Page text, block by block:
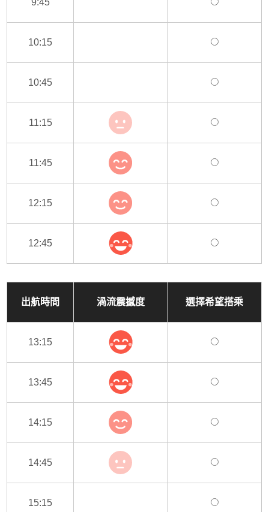
10:15
10:45
11:15
11:45
12:15
12:45
出航時間 渦流震撼度 選擇希望搭乘
13:15
13:45
14:15
14:45
15:15